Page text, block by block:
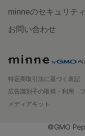
minneのセキュリティ
お問い合わせ
特定商取引法に基づく表記
広告識別子の取得・利用
メディアキット
©GMO